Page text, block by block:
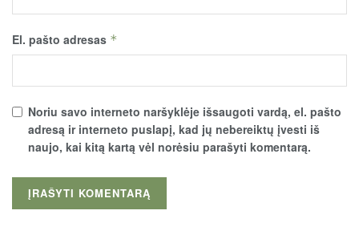
El. pašto adresas *
Noriu savo interneto naršyklėje išsaugoti vardą, el. pašto
adresą ir interneto puslapį, kad jų nebereiktų įvesti iš
naujo, kai kitą kartą vėl norėsiu parašyti komentarą.